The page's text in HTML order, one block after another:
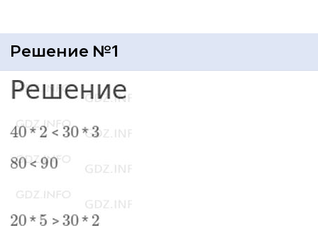
Решение №1